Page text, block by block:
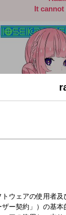
It
日（火）23:00～23:30